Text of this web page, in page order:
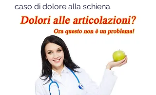
caso di dolore alla schiena.